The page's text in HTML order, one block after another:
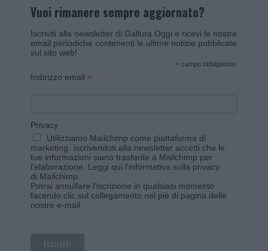
Vuoi rimanere sempre aggiornato?
Iscriviti alla newsletter di Gallura Oggi e ricevi le nostre
email periodiche contenenti le ultime notizie pubblicate
sul sito web!
* campo obbligatorio
Indirizzo email *
Privacy
Utilizziamo Mailchimp come piattaforma di
marketing. Iscrivendoti alla newsletter accetti che le
tue informazioni siano trasferite a Mailchimp per
l'elaborazione. Leggi qui l'informativa sulla privacy
di Mailchimp
Potrai annullare l'iscrizione in qualsiasi momento
facendo clic sul collegamento nel piè di pagina delle
nostre e-mail.